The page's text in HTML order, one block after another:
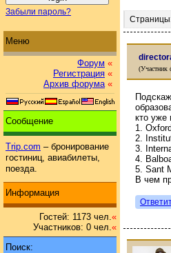
Забыли пароль?
Меню
Форум «
Регистрация «
Архив форума «
Сообщение
Trip.com – бронирование
гостиниц, авиабилеты,
поезда.
Информация
Гостей: 1173 чел.«
Участников: 0 чел.«
Поиск:
(Участник
кто уже
1.
2.
3.
4.
5. Sant
В чем